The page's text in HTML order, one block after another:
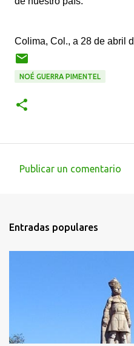
Colima, Col., a 28 de abril
NOÉ GUERRA PIMENTEL
e
n
o
Publicar un comentario
Entradas populares